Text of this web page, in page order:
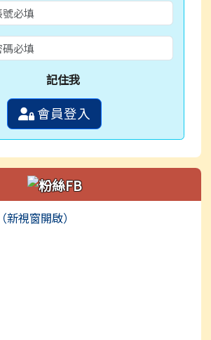
記住我
會員登入
視窗開啟）